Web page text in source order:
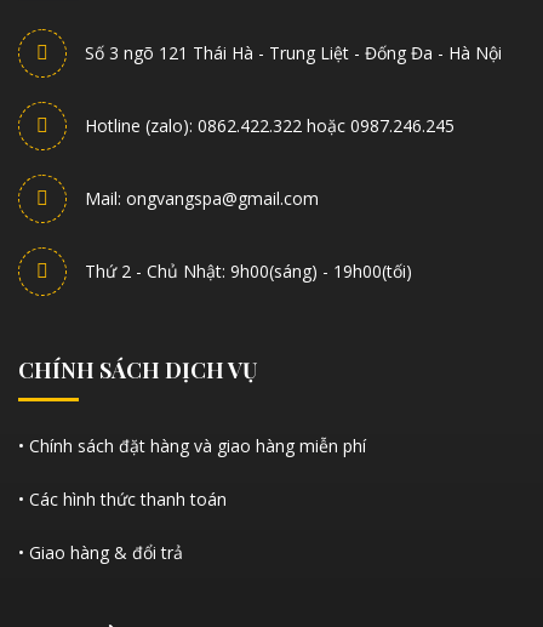
Số 3 ngõ 121 Thái Hà - Trung Liệt - Đống Đa - Hà Nội
Hotline (zalo): 0862.422.322 hoặc 0987.246.245
Mail: ongvangspa@gmail.com
Thứ 2 - Chủ Nhật: 9h00(sáng) - 19h00(tối)
CHÍNH SÁCH DỊCH VỤ
• Chính sách đặt hàng và giao hàng miễn phí
• Các hình thức thanh toán
• Giao hàng & đổi trả